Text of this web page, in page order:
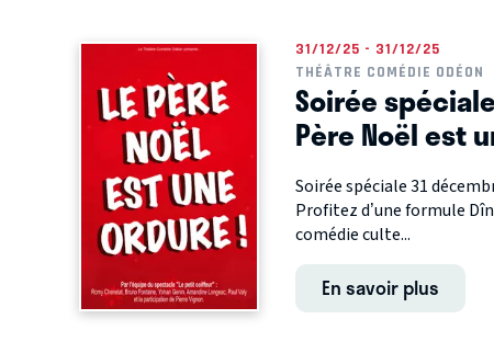
31/12/25 - 31/12/25
THÉÂTRE COMÉDIE ODÉON
Soirée
Père Noël est
Soirée spéciale 31
Profitez d’une formule
comédie culte...
En savoir plus